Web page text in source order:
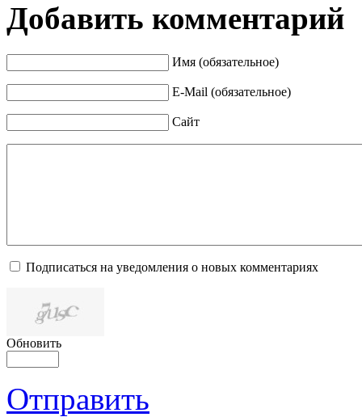
Добавить комментарий
Имя (обязательное)
E-Mail (обязательное)
Сайт
Подписаться на уведомления о новых комментариях
Обновить
Отправить